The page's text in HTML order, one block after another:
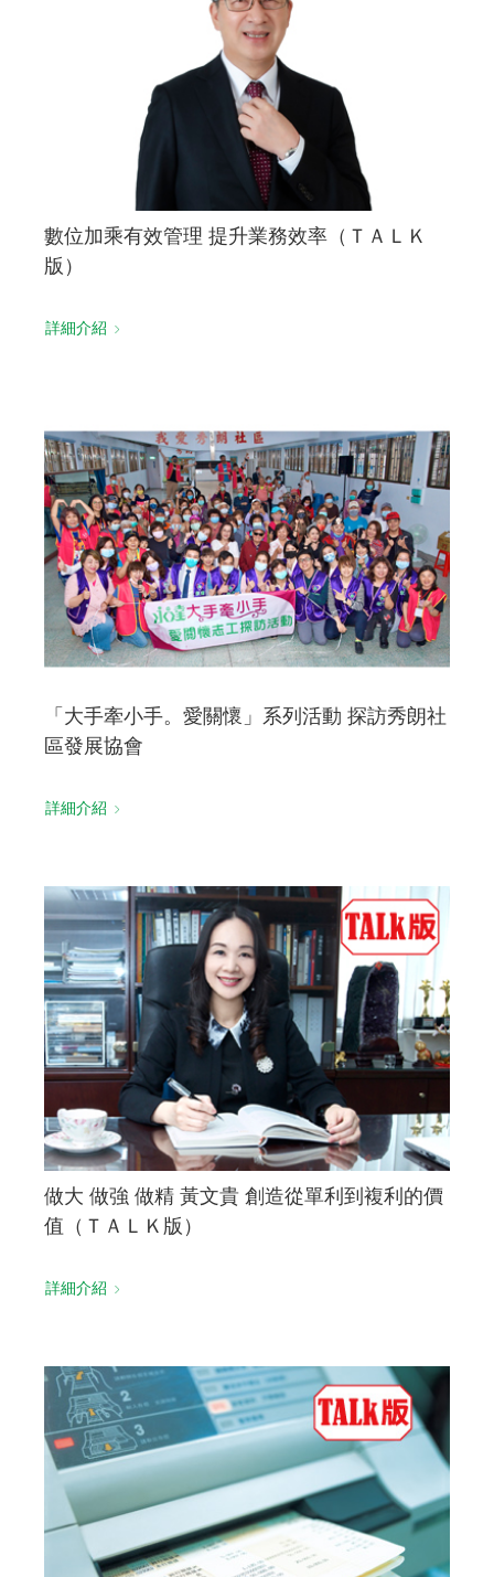
數位加乘有效管理 提升業務效率（ＴＡＬＫ
版）
詳細介紹
「大手牽小手。愛關懷」系列活動 探訪秀朗社
區發展協會
詳細介紹
做大 做強 做精 黃文貴 創造從單利到複利的價
值（ＴＡＬＫ版）
詳細介紹